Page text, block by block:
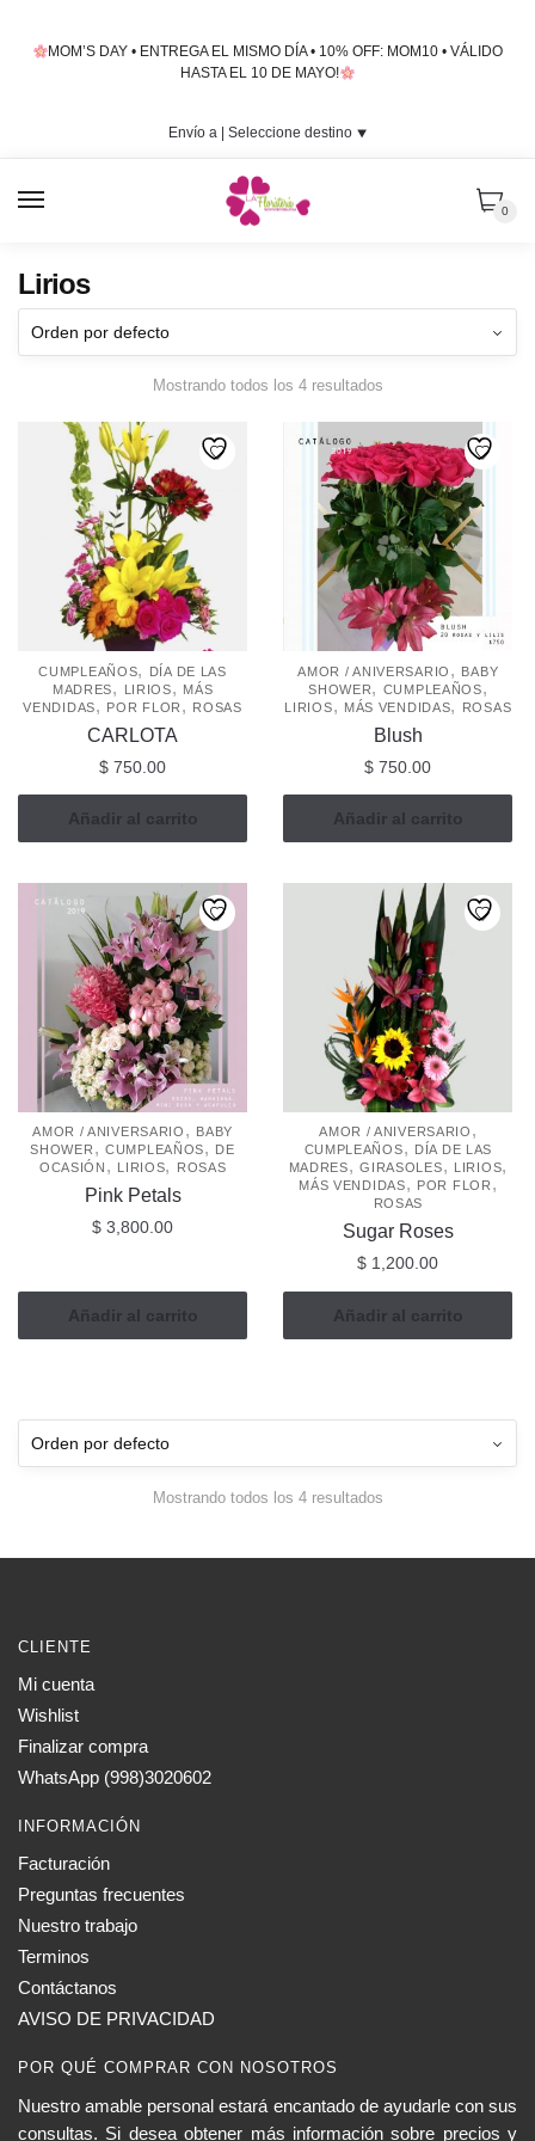
MOM’S DAY • ENTREGA EL MISMO DÍA • 10% OFF: MOM10 • VÁLIDO
HASTA EL 10 DE MAYO!
Envío a | Seleccione destino⯆
0
Lirios
Mostrando todos los 4 resultados
CUMPLEAÑOS,
DÍA DE LAS
MADRES, LIRIOS, MÁS
VENDIDAS, POR FLOR , ROSAS
CARLOTA
$ 750.00
Añadir al carrito
AMOR / ANIVERSARIO , BABY
SHOWER, CUMPLEAÑOS,
LIRIOS, MÁS VENDIDAS, ROSAS
Blush
$ 750.00
Añadir al carrito
AMOR / ANIVERSARIO ,
BABY
SHOWER , CUMPLEAÑOS,
DE
OCASIÓN , LIRIOS, ROSAS
Pink Petals
$ 3,800.00
Añadir al carrito
AMOR / ANIVERSARIO ,
CUMPLEAÑOS,
DÍA DE LAS
MADRES,GIRASOLES, LIRIOS,
MÁS VENDIDAS, POR FLOR ,
ROSAS
Sugar Roses
$ 1,200.00
Añadir al carrito
Mostrando todos los 4 resultados
CLIENTE
Mi cuenta
Wishlist
Finalizar compra
WhatsApp (998)3020602
INFORMACIÓN
Facturación
Preguntas frecuentes
Nuestro trabajo
Terminos
Contáctanos
AVISO DE PRIVACIDAD
POR QUÉ COMPRAR CON NOSOTROS
Nuestro amable personal estará encantado de ayudarle con sus
consultas. Si desea obtener más información sobre precios y